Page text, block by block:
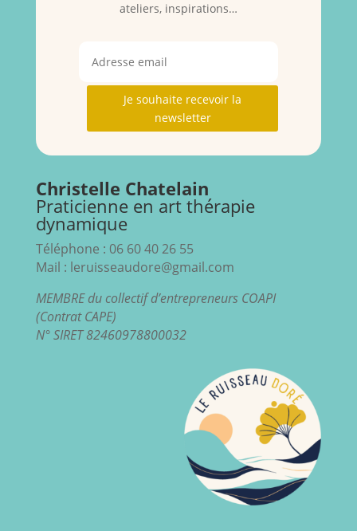
ateliers, inspirations…
Je souhaite recevoir la
newsletter
Christelle Chatelain
Praticienne en art thérapie
dynamique
Téléphone : 06 60 40 26 55
Mail : leruisseaudore@gmail.com
MEMBRE du collectif d’entrepreneurs COAPI
(Contrat CAPE)
N° SIRET 82460978800032